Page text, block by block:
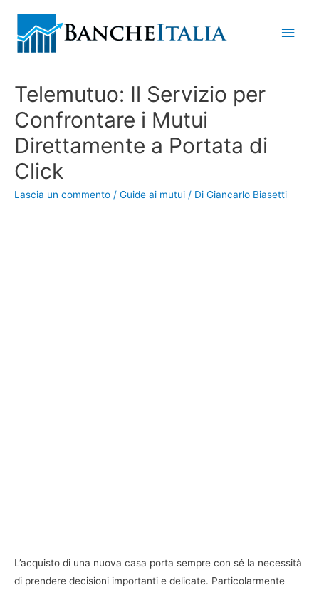
Telemutuo: Il Servizio per
Confrontare i Mutui
Direttamente a Portata di
Click
Lascia un commento / Guide ai mutui / Di Giancarlo Biasetti
L’acquisto di una nuova casa porta sempre con sé la necessità
di prendere decisioni importanti e delicate. Particolarmente